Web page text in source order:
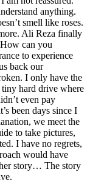
anything.
smell like roses.
Ali Reza finally
can you
to experience
back our
I only have the
hard drive where
even pay
been days since I
we meet the
to take pictures,
I have no regrets,
would have
story… The story